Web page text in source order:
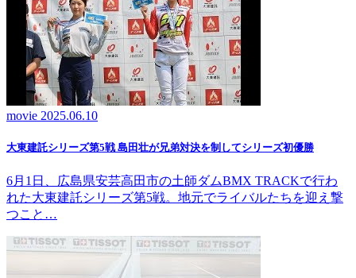
movie 2025.06.10
大東建託シリーズ第5戦 島田壮が兄弟対決を制してシリーズ初優勝
6月1日、広島県安芸高田市の土師ダムBMX TRACKで行わ
れた大東建託シリーズ第5戦。地元でライバルたちを迎え撃
つこと…